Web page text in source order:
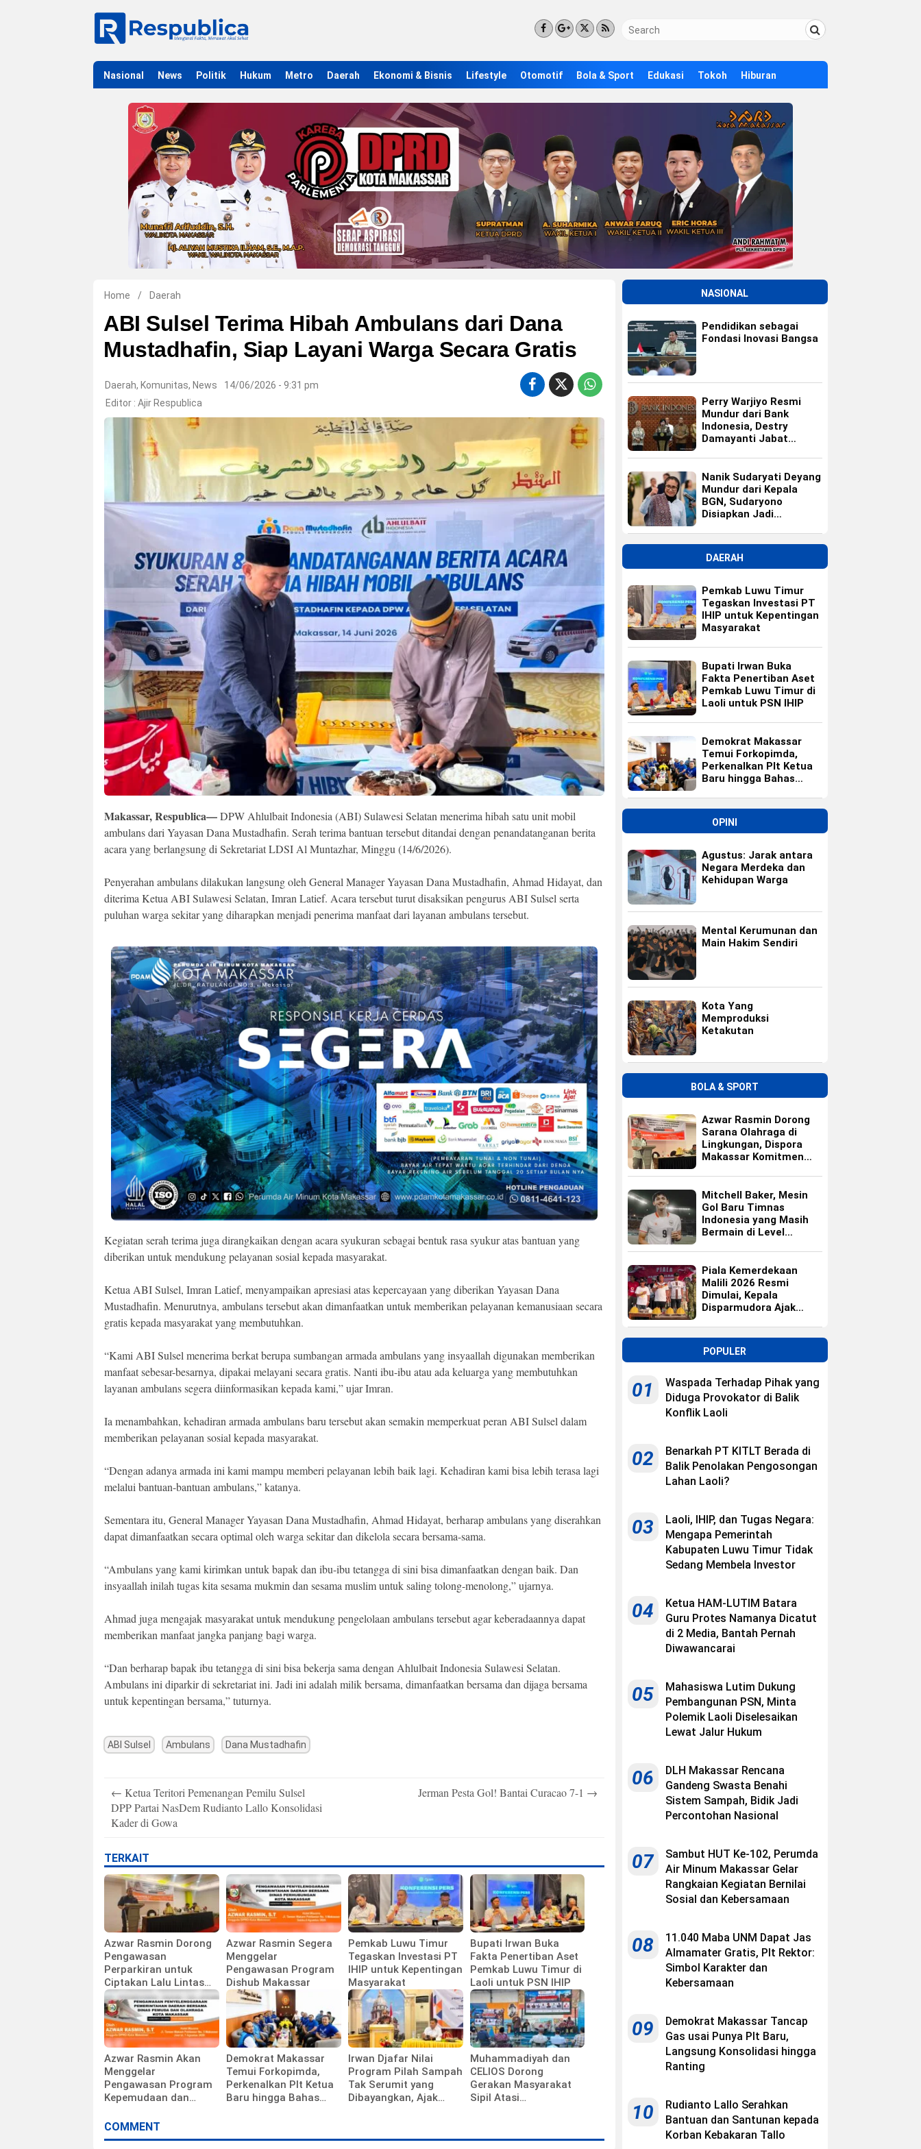
Nasional News Politik Hukum Metro Daerah Ekonomi & Bisnis Lifestyle Otomotif Bola & Sport Edukasi Tokoh Hiburan
Home / Daerah
ABI Sulsel Terima Hibah Ambulans dari Dana
Mustadhafin, Siap Layani Warga Secara Gratis
Daerah, Komunitas, News
14/06/2026 - 9:31 pm
Editor : Ajir Respublica
Makassar, Respublica—DPW Ahlulbait Indonesia (ABI) Sulawesi Selatan menerima hibah satu unit mobil
ambulans dari Yayasan Dana Mustadhafin. Serah terima bantuan tersebut ditandai dengan penandatanganan berita
acara yang berlangsung di Sekretariat LDSI Al Muntazhar, Minggu (14/6/2026).
Penyerahan ambulans dilakukan langsung oleh General Manager Yayasan Dana Mustadhafin, Ahmad Hidayat, dan
diterima Ketua ABI Sulawesi Selatan, Imran Latief. Acara tersebut turut disaksikan pengurus ABI Sulsel serta
puluhan warga sekitar yang diharapkan menjadi penerima manfaat dari layanan ambulans tersebut.
Kegiatan serah terima juga dirangkaikan dengan acara syukuran sebagai bentuk rasa syukur atas bantuan yang
diberikan untuk mendukung pelayanan sosial kepada masyarakat.
Ketua ABI Sulsel, Imran Latief, menyampaikan apresiasi atas kepercayaan yang diberikan Yayasan Dana
Mustadhafin. Menurutnya, ambulans tersebut akan dimanfaatkan untuk memberikan pelayanan kemanusiaan secara
gratis kepada masyarakat yang membutuhkan.
“Kami ABI Sulsel menerima berkat berupa sumbangan armada ambulans yang insyaallah digunakan memberikan
manfaat sebesar-besarnya, dipakai melayani secara gratis. Nanti ibu-ibu atau ada keluarga yang membutuhkan
layanan ambulans segera diinformasikan kepada kami,” ujar Imran.
Ia menambahkan, kehadiran armada ambulans baru tersebut akan semakin memperkuat peran ABI Sulsel dalam
memberikan pelayanan sosial kepada masyarakat.
“Dengan adanya armada ini kami mampu memberi pelayanan lebih baik lagi. Kehadiran kami bisa lebih terasa lagi
melalui bantuan-bantuan ambulans,” katanya.
Sementara itu, General Manager Yayasan Dana Mustadhafin, Ahmad Hidayat, berharap ambulans yang diserahkan
dapat dimanfaatkan secara optimal oleh warga sekitar dan dikelola secara bersama-sama.
“Ambulans yang kami kirimkan untuk bapak dan ibu-ibu tetangga di sini bisa dimanfaatkan dengan baik. Dan
insyaallah inilah tugas kita sesama mukmin dan sesama muslim untuk saling tolong-menolong,” ujarnya.
Ahmad juga mengajak masyarakat untuk mendukung pengelolaan ambulans tersebut agar keberadaannya dapat
memberikan manfaat jangka panjang bagi warga.
“Dan berharap bapak ibu tetangga di sini bisa bekerja sama dengan Ahlulbait Indonesia Sulawesi Selatan.
Ambulans ini diparkir di sekretariat ini. Jadi ini adalah milik bersama, dimanfaatkan bersama dan dijaga bersama
untuk kepentingan bersama,” tuturnya.
ABI Sulsel Ambulans Dana Mustadhafin
navigation
← Ketua Teritori Pemenangan Pemilu Sulsel
DPP Partai NasDem Rudianto Lallo Konsolidasi
Kader di Gowa
Jerman Pesta Gol! Bantai Curacao 7-1 →
TERKAIT
Azwar Rasmin Dorong
Pengawasan
Perparkiran untuk
Ciptakan Lalu Lintas
Tertib
Azwar Rasmin Segera
Menggelar
Pengawasan Program
Dishub Makassar
Pemkab Luwu Timur
Tegaskan Investasi PT
IHIP untuk Kepentingan
Masyarakat
Bupati Irwan Buka
Fakta Penertiban Aset
Pemkab Luwu Timur di
Laoli untuk PSN IHIP
Azwar Rasmin Akan
Menggelar
Pengawasan Program
Kepemudaan dan
Demokrat Makassar
Temui Forkopimda,
Perkenalkan Plt Ketua
Baru hingga Bahas
Irwan Djafar Nilai
Program Pilah Sampah
Tak Serumit yang
Dibayangkan, Ajak
Muhammadiyah dan
CELIOS Dorong
Gerakan Masyarakat
Sipil Atasi
COMMENT
NASIONAL
Pendidikan sebagai
Fondasi Inovasi Bangsa
Perry Warjiyo Resmi
Mundur dari Bank
Indonesia, Destry
Damayanti Jabat
Nanik Sudaryati Deyang
Mundur dari Kepala
BGN, Sudaryono
Disiapkan Jadi
DAERAH
Pemkab Luwu Timur
Tegaskan Investasi PT
IHIP untuk Kepentingan
Masyarakat
Bupati Irwan Buka
Fakta Penertiban Aset
Pemkab Luwu Timur di
Laoli untuk PSN IHIP
Demokrat Makassar
Temui Forkopimda,
Perkenalkan Plt Ketua
Baru hingga Bahas
OPINI
Agustus: Jarak antara
Negara Merdeka dan
Kehidupan Warga
Mental Kerumunan dan
Main Hakim Sendiri
Kota Yang
Memproduksi
Ketakutan
BOLA & SPORT
Azwar Rasmin Dorong
Sarana Olahraga di
Lingkungan, Dispora
Makassar Komitmen
Mitchell Baker, Mesin
Gol Baru Timnas
Indonesia yang Masih
Bermain di Level
Piala Kemerdekaan
Malili 2026 Resmi
Dimulai, Kepala
Disparmudora Ajak
POPULER
01
Waspada Terhadap Pihak yang
Diduga Provokator di Balik
Konflik Laoli
02
Benarkah PT KITLT Berada di
Balik Penolakan Pengosongan
Lahan Laoli?
03
Laoli, IHIP, dan Tugas Negara:
Mengapa Pemerintah
Kabupaten Luwu Timur Tidak
Sedang Membela Investor
04
Ketua HAM-LUTIM Batara
Guru Protes Namanya Dicatut
di 2 Media, Bantah Pernah
Diwawancarai
05
Mahasiswa Lutim Dukung
Pembangunan PSN, Minta
Polemik Laoli Diselesaikan
Lewat Jalur Hukum
06
DLH Makassar Rencana
Gandeng Swasta Benahi
Sistem Sampah, Bidik Jadi
Percontohan Nasional
07
Sambut HUT Ke-102, Perumda
Air Minum Makassar Gelar
Rangkaian Kegiatan Bernilai
Sosial dan Kebersamaan
08
11.040 Maba UNM Dapat Jas
Almamater Gratis, Plt Rektor:
Simbol Karakter dan
Kebersamaan
09
Demokrat Makassar Tancap
Gas usai Punya Plt Baru,
Langsung Konsolidasi hingga
Ranting
10
Rudianto Lallo Serahkan
Bantuan dan Santunan kepada
Korban Kebakaran Tallo